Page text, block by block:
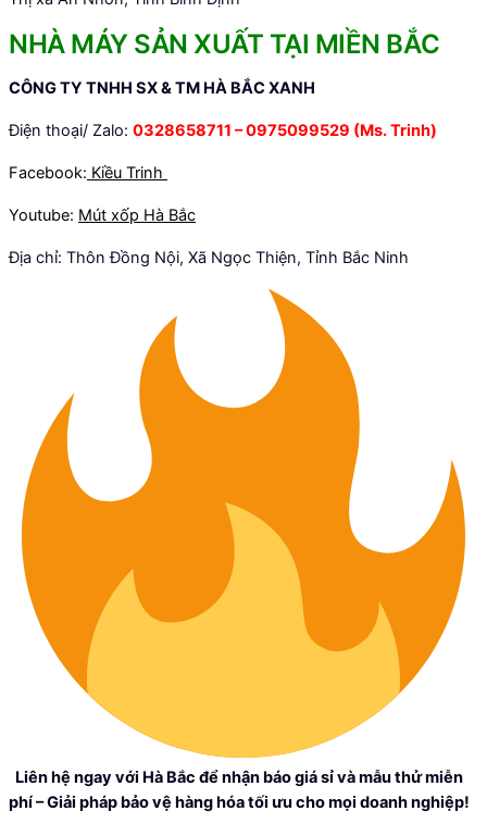
NHÀ MÁY SẢN XUẤT TẠI MIỀN BẮC
CÔNG TY TNHH SX & TM HÀ BẮC XANH
Điện thoại/ Zalo: 0328658711 – 0975099529 (Ms. Trinh)
Facebook: Kiều Trinh
Youtube: Mút xốp Hà Bắc
Địa chỉ: Thôn Đồng Nội, Xã Ngọc Thiện, Tỉnh Bắc Ninh
Liên hệ ngay với Hà Bắc để nhận báo giá sỉ và mẫu thử miễn
phí – Giải pháp bảo vệ hàng hóa tối ưu cho mọi doanh nghiệp!